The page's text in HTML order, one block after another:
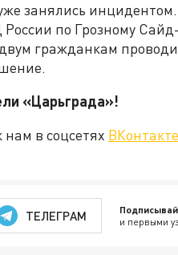
занялись
по Грозному
гражданкам
«Царьграда»!
в соцсетях ВКонтакте
ТЕЛЕГРАМ и первыми